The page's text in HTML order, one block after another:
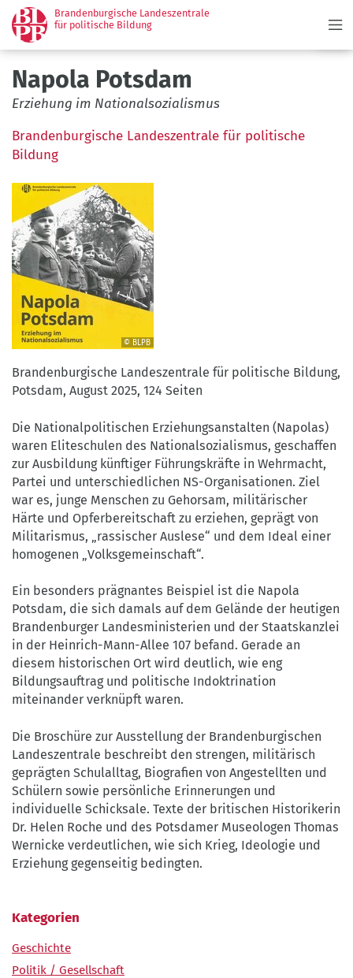
Direkt
zum
Inhalt
Brandenburgische Landeszentrale
für politische Bildung
Napola Potsdam
Erziehung im Nationalsozialismus
Brandenburgische Landeszentrale für politische
Bildung
BLPB
© BLPB
Brandenburgische Landeszentrale für politische Bildung,
Potsdam, August 2025, 124 Seiten
Die Nationalpolitischen Erziehungsanstalten (Napolas)
waren Eliteschulen des Nationalsozialismus, geschaffen
zur Ausbildung künftiger Führungskräfte in Wehrmacht,
Partei und unterschiedlichen NS-Organisationen. Ziel
war es, junge Menschen zu Gehorsam, militärischer
Härte und Opferbereitschaft zu erziehen, geprägt von
Militarismus, „rassischer Auslese“ und dem Ideal einer
homogenen „Volksgemeinschaft“.
Ein besonders prägnantes Beispiel ist die Napola
Potsdam, die sich damals auf dem Gelände der heutigen
Brandenburger Landesministerien und der Staatskanzlei
in der Heinrich-Mann-Allee 107 befand. Gerade an
diesem historischen Ort wird deutlich, wie eng
Bildungsauftrag und politische Indoktrination
miteinander verknüpft waren.
Die Broschüre zur Ausstellung der Brandenburgischen
Landeszentrale beschreibt den strengen, militärisch
geprägten Schulalltag, Biografien von Angestellten und
Schülern sowie persönliche Erinnerungen und
individuelle Schicksale. Texte der britischen Historikerin
Dr. Helen Roche und des Potsdamer Museologen Thomas
Wernicke verdeutlichen, wie sich Krieg, Ideologie und
Erziehung gegenseitig bedingten.
Kategorien
Geschichte
Politik / Gesellschaft